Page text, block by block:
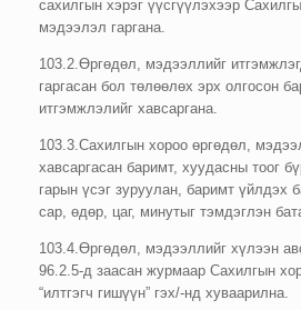
сахилгын хэрэг үүсгүүлэхээр
мэдээлэл гаргана.
103.2.Өргөдөл, мэдээллийг
гаргасан бол төлөөлөх эрх олгосон
итгэмжлэлийг хавсаргана.
103.3.Сахилгын хороо өргөдөл,
хавсаргасан баримт, хуудасны тоог
гарын үсэг зуруулан, баримт үйлдэх
сар, өдөр, цаг, минутыг тэмдэглэн
103.4.Өргөдөл, мэдээллийг хүлээн
96.2.5-д заасан журмаар Сахилгын
“илтгэгч гишүүн” гэх/-нд хуваарилна.